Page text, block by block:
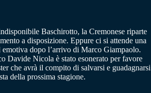
Baschirotto, la Cremonese riparte
a disposizione. Eppure ci si attende una
emotiva dopo l’arrivo di Marco Giampaolo.
Davide Nicola è stato esonerato per favore
che avrà il compito di salvarsi e guadagnarsi
della prossima stagione.